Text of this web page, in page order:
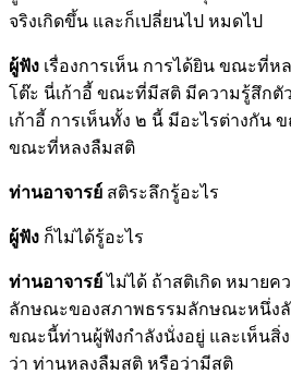
จริงเกิดขึ้น และก็เปลี่ยนไป หมดไป
ผู้ฟัง เรื่องการเห็น การได้ยิน ขณะที่ห
โต๊ะ นี่เก้าอี้ ขณะที่มีสติ มีความรู้สึกตั
เก้าอี้ การเห็นทั้ง ๒ นี้ มีอะไรต่างกัน
ขณะที่หลงลืมสติ
ท่านอาจารย์ สติระลึกรู้อะไร
ผู้ฟัง ก็ไม่ได้รู้อะไร
ท่านอาจารย์ไม่ได้ ถ้าสติเกิด หมายค
ลักษณะของสภาพธรรมลักษณะหนึ่ง
ขณะนี้ท่านผู้ฟังกำลังนั่งอยู่ และเห็นสิ่
ว่า ท่านหลงลืมสติ หรือว่ามีสติ